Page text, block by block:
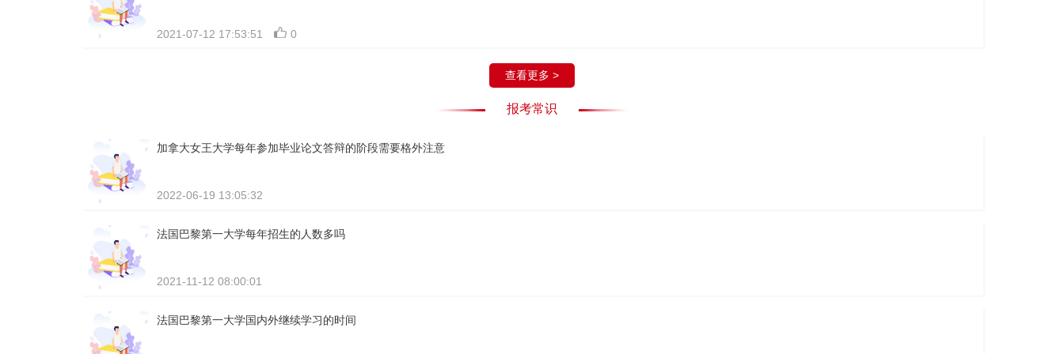
2021-07-12 17:53:51 0
查看更多 >
报考常识
加拿大女王大学每年参加毕业论文答辩的阶段需要格外注意
2022-06-19 13:05:32
法国巴黎第一大学每年招生的人数多吗
2021-11-12 08:00:01
法国巴黎第一大学国内外继续学习的时间